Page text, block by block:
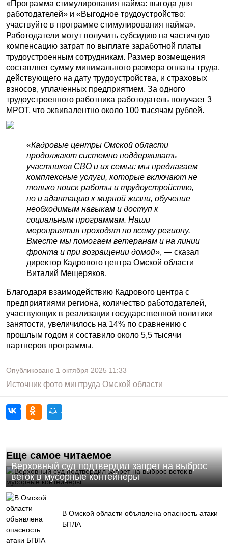
«Программа стимулирования найма: выгода для
работодателей» и «Выгодное трудоустройство:
участвуйте в программе стимулирования найма».
Работодатели могут получить субсидию на частичную
компенсацию затрат по выплате заработной платы
трудоустроенным сотрудникам. Размер возмещения
составляет сумму минимального размера оплаты труда,
действующего на дату трудоустройства, и страховых
взносов, уплаченных предприятием. За одного
трудоустроенного работника работодатель получает 3
МРОТ, что эквивалентно около 100 тысячам рублей.
«Кадровые центры Омской области
продолжают системно поддерживать
участников СВО и их семьи: мы предлагаем
комплексные услуги, которые включают не
только поиск работы и трудоустройство,
но и адаптацию к мирной жизни, обучение
необходимым навыкам и доступ к
социальным программам. Наши
мероприятия проходят по всему региону.
Вместе мы помогаем ветеранам и на линии
фронта и при возращении домой», — сказал
директор Кадрового центра Омской области
Виталий Мещеряков.
Благодаря взаимодействию Кадрового центра с
предприятиями региона, количество работодателей,
участвующих в реализации государственной политики
занятости, увеличилось на 14% по сравнению с
прошлым годом и составило около 5,5 тысячи
партнеров программы.
Опубликовано 1 октября 2025 11:33
Источник фото минтруда Омской области
Еще самое читаемое
Верховный суд подтвердил запрет на выброс
веток в мусорные контейнеры
В Омской области объявлена опасность атаки
БПЛА